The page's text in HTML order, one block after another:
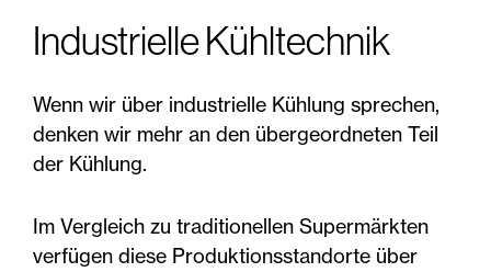
Industrielle Kühltechnik
Wenn wir über industrielle Kühlung sprechen,
denken wir mehr an den übergeordneten Teil
der Kühlung.
Im Vergleich zu traditionellen Supermärkten
verfügen diese Produktionsstandorte über